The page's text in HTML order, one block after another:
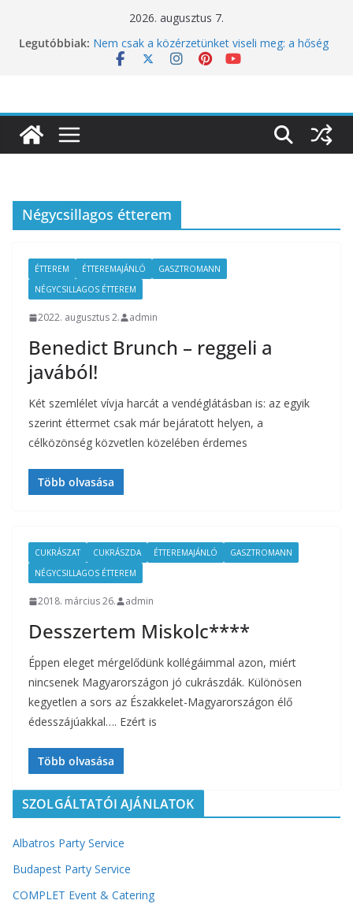
content
2026. augusztus 7.
Legutóbbiak: Nem csak a közérzetünket viseli meg: a hőség
a koncentrációt is próbára teszi
Déli Part Gasztronómiai Sajtóesemény
10 éves lett a Botanica: a világ legjobb
Négycsillagos étterem
ÉTTEREM ÉTTEREMAJÁNLÓ
GASZTROMANN
NÉGYCSILLAGOS ÉTTEREM
2022. augusztus 2. admin
Benedict Brunch – reggeli a
javából!
Két szemlélet vívja harcát a vendéglátásban is: az egyik
szerint éttermet csak már bejáratott helyen, a
célközönség közvetlen közelében érdemes
Több olvasása
CUKRÁSZAT CUKRÁSZDA ÉTTEREMAJÁNLÓ
GASZTROMANN
NÉGYCSILLAGOS ÉTTEREM
2018. március 26. admin
Desszertem Miskolc****
Éppen eleget mérgelődünk kollégáimmal azon, miért
nincsenek Magyarországon jó cukrászdák. Különösen
kegyetlen a sors az Északkelet-Magyarországon élő
édesszájúakkal…. Ezért is
Több olvasása
SZOLGÁLTATÓI AJÁNLATOK
Albatros Party Service
Budapest Party Service
COMPLET Event & Catering